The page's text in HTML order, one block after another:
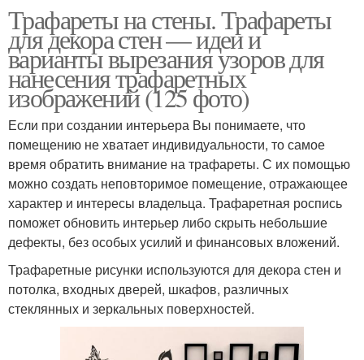
Трафареты на стены. Трафареты
для декора стен — идеи и
варианты вырезания узоров для
нанесения трафаретных
изображений (125 фото)
Если при создании интерьера Вы понимаете, что
помещению не хватает индивидуальности, то самое
время обратить внимание на трафареты. С их помощью
можно создать неповторимое помещение, отражающее
характер и интересы владельца. Трафаретная роспись
поможет обновить интерьер либо скрыть небольшие
дефекты, без особых усилий и финансовых вложений.
Трафаретные рисунки используются для декора стен и
потолка, входных дверей, шкафов, различных
стеклянных и зеркальных поверхностей.